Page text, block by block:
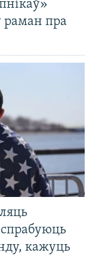
раман пра
кажуць